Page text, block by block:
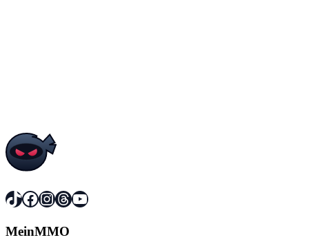
TikTok
Facebook
Instagram
Threads
YouTube
MeinMMO